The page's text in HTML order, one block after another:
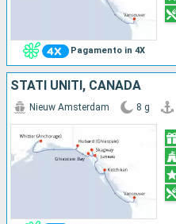
Pagamento in 4X
STATI UNITI, CANADA
Nieuw Amsterdam 8 g